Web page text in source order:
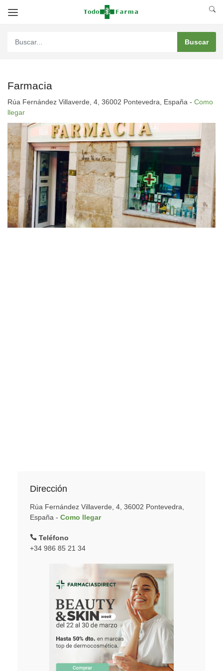
Farmacia
Rúa Fernández Villaverde, 4, 36002 Pontevedra, España - Como
llegar
Dirección
Rúa Fernández Villaverde, 4, 36002 Pontevedra,
España - Como llegar
Teléfono
+34 986 85 21 34